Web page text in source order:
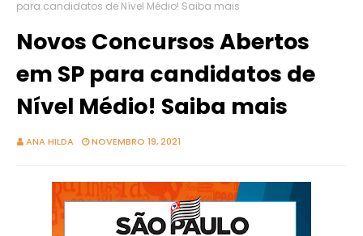
para candidatos de Nível Médio! Saiba mais
Novos Concursos Abertos
em SP para candidatos de
Nível Médio! Saiba mais
ANA HILDA NOVEMBRO 19, 2021